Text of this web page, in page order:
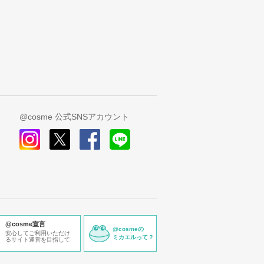
@cosme 公式SNSアカウント
@cosme宣言
安心してご利用いただけ
るサイト運営を目指して
@cosmeの
ミカエルって？